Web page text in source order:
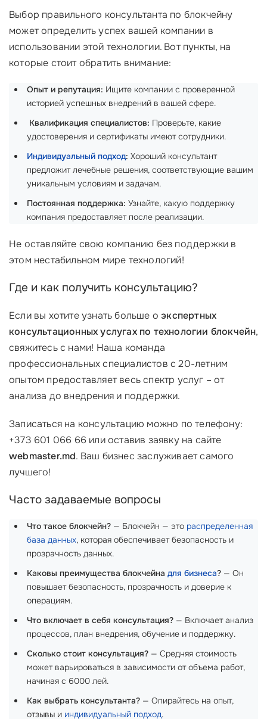
Выбор правильного консультанта по блокчейну
может определить успех вашей компании в
использовании этой технологии. Вот пункты, на
которые стоит обратить внимание:
Опыт и репутация: Ищите компании с проверенной
историей успешных внедрений в вашей сфере.
Квалификация специалистов: Проверьте, какие
удостоверения и сертификаты имеют сотрудники.
Индивидуальный подход: Хороший консультант
предложит лечебные решения, соответствующие вашим
уникальным условиям и задачам.
Постоянная поддержка: Узнайте, какую поддержку
компания предоставляет после реализации.
Не оставляйте свою компанию без поддержки в
этом нестабильном мире технологий!
Где и как получить консультацию?
Если вы хотите узнать больше оэкспертных
консультационных услугах по технологии блокчейн,
свяжитесь с нами! Наша команда
профессиональных специалистов с 20-летним
опытом предоставляет весь спектр услуг – от
анализа до внедрения и поддержки.
Записаться на консультацию можно по телефону:
+373 601 066 66 или оставив заявку на сайте
webmaster.md. Ваш бизнес заслуживает самого
лучшего!
Часто задаваемые вопросы
Что такое блокчейн? — Блокчейн — это распределенная
база данных, которая обеспечивает безопасность и
прозрачность данных.
Каковы преимущества блокчейна для бизнеса? — Он
повышает безопасность, прозрачность и доверие к
операциям.
Что включает в себя консультация? — Включает анализ
процессов, план внедрения, обучение и поддержку.
Сколько стоит консультация? — Средняя стоимость
может варьироваться в зависимости от объема работ,
начиная с 6000 лей.
Как выбрать консультанта? — Опирайтесь на опыт,
отзывы и индивидуальный подход.